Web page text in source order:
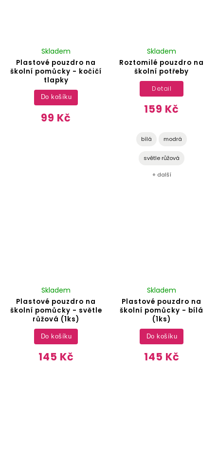
Plastové pouzdro na
školní pomůcky - kočičí
tlapky
Skladem
99 Kč
Do košíku
Roztomilé pouzdro na
školní potřeby
Skladem
159 Kč
Detail
bílá modrá
světle růžová
+ další
Plastové pouzdro na
školní pomůcky - světle
růžová (1ks)
Skladem
145 Kč
Do košíku
Plastové pouzdro na
školní pomůcky - bílá
(1ks)
Skladem
145 Kč
Do košíku